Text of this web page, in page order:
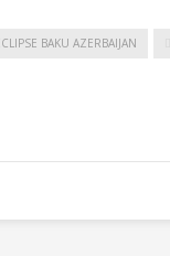
BAKU AZERBAIJAN